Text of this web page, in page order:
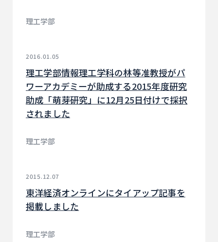
理工学部
2016.01.05
理工学部情報理工学科の林等准教授がパ
ワーアカデミーが助成する2015年度研究
助成「萌芽研究」に12月25日付けで採択
されました
理工学部
2015.12.07
東洋経済オンラインにタイアップ記事を
掲載しました
理工学部